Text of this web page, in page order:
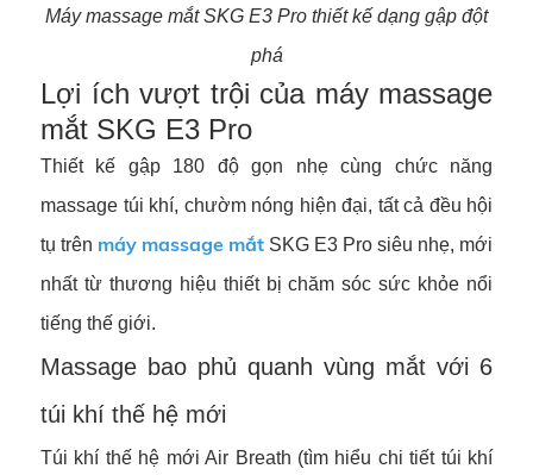
Máy massage mắt SKG E3 Pro thiết kế dạng gập đột
phá
Lợi ích vượt trội của máy massage
mắt SKG E3 Pro
Thiết kế gập 180 độ gọn nhẹ cùng chức năng
massage túi khí, chườm nóng hiện đại, tất cả đều hội
tụ trên máy massage mắt SKG E3 Pro siêu nhẹ, mới
nhất từ thương hiệu thiết bị chăm sóc sức khỏe nổi
tiếng thế giới.
Massage bao phủ quanh vùng mắt với 6
túi khí thế hệ mới
Túi khí thế hệ mới Air Breath (tìm hiểu chi tiết túi khí